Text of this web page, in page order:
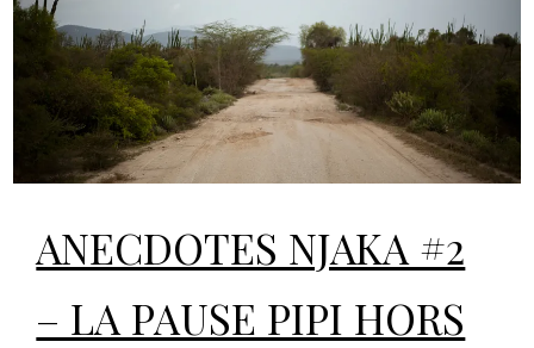
ANECDOTES NJAKA #2
– LA PAUSE PIPI HORS